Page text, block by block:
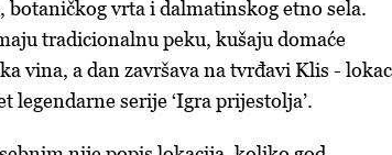
botaničkog vrta i dalmatinskog etno sela.
tradicionalnu peku, kušaju domaće
vina, a dan završava na tvrđavi Klis -
legendarne serije ‘Igra prijestolja’.